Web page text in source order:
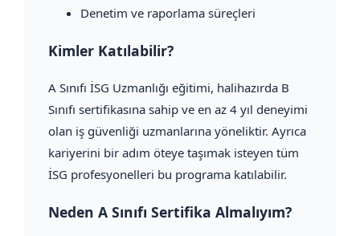
Denetim ve raporlama süreçleri
Kimler Katılabilir?
A Sınıfı İSG Uzmanlığı eğitimi, halihazırda B
Sınıfı sertifikasına sahip ve en az 4 yıl deneyimi
olan iş güvenliği uzmanlarına yöneliktir. Ayrıca
kariyerini bir adım öteye taşımak isteyen tüm
İSG profesyonelleri bu programa katılabilir.
Neden A Sınıfı Sertifika Almalıyım?